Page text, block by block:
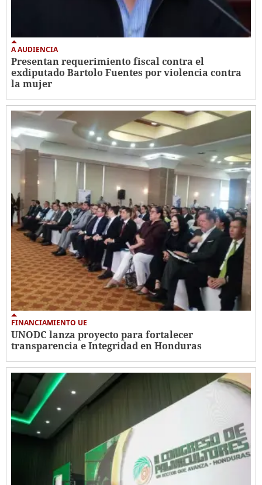
A AUDIENCIA
Presentan requerimiento fiscal contra el
exdiputado Bartolo Fuentes por violencia contra
la mujer
FINANCIAMIENTO UE
UNODC lanza proyecto para fortalecer
transparencia e Integridad en Honduras